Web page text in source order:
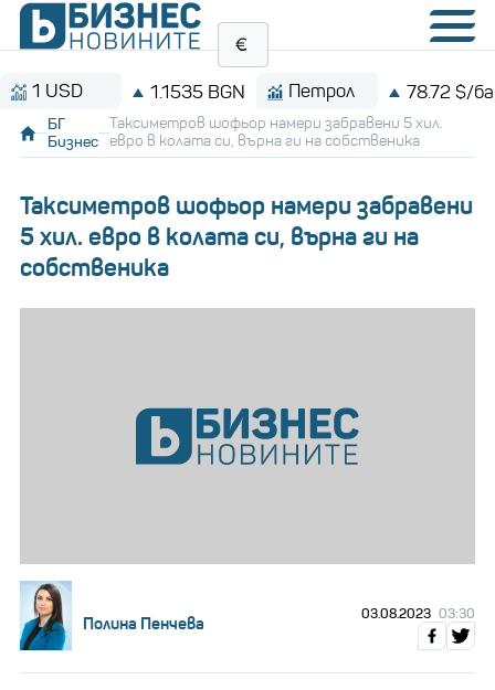
1.1535 BGN Петрол 78.72 $/барел
БГ
Бизнес
Таксиметров шофьор намери забравени 5 хил.
евро в колата си, върна ги на собственика
Таксиметров шофьор намери забравени
5 хил. евро в колата си, върна ги на
собственика
Полина Пенчева 03.08.2023 03:30